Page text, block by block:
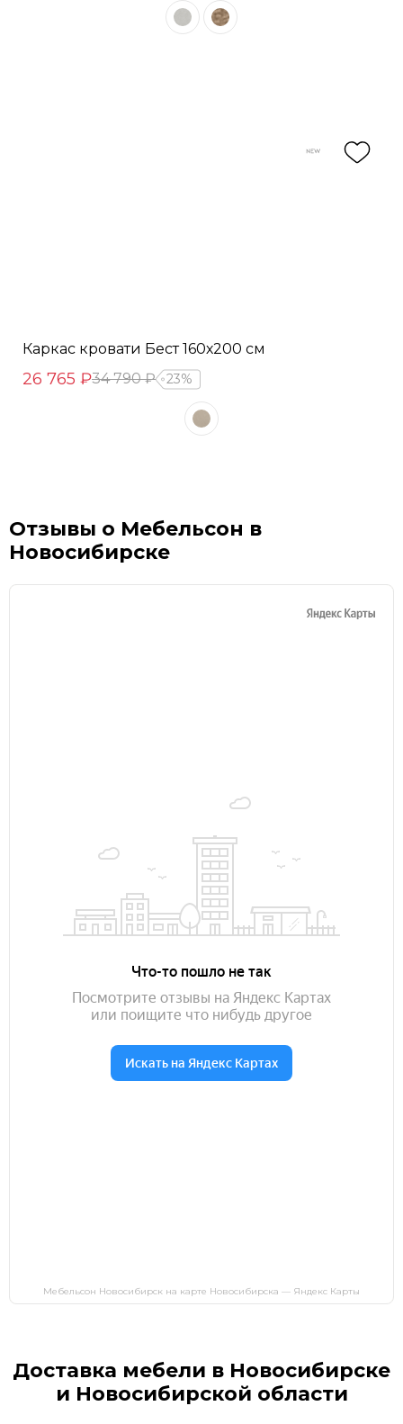
Каркас кровати Бест 160х200 см
26 765 ₽34 790 ₽ 23%
Отзывы о Мебельсон в
Новосибирске
Мебельсон Новосибирск на карте Новосибирска — Яндекс Карты
Доставка мебели в Новосибирске
и Новосибирской области